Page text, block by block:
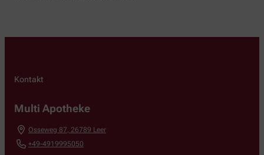
Kontakt
Multi Apotheke
Osseweg 87 26789 Leer
+49-4919995050